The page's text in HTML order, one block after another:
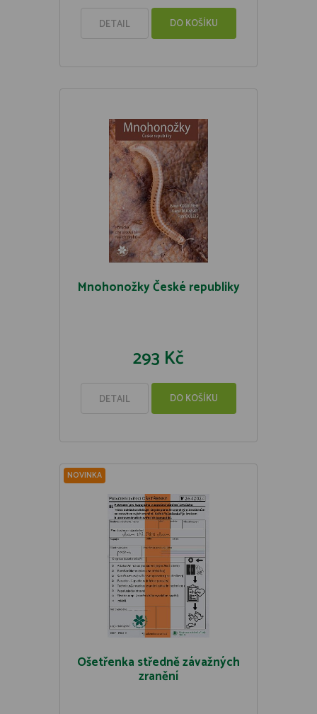
DETAIL DO KOŠÍKU
Mnohonožky České republiky
293 Kč
DETAIL DO KOŠÍKU
NOVINKA
Ošetřenka středně závažných
zranění